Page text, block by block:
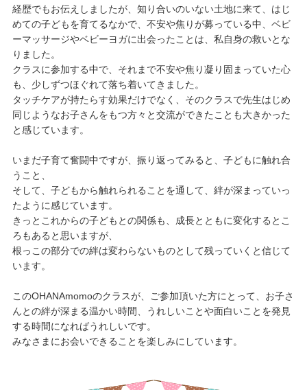
経歴でもお伝えしましたが、知り合いのいない土地に来て、はじ
めての子どもを育てるなかで、不安や焦りが募っている中、ベビ
ーマッサージやベビーヨガに出会ったことは、私自身の救いとな
りました。
クラスに参加する中で、それまで不安や焦り凝り固まっていた心
も、少しずつほぐれて落ち着いてきました。
タッチケアが持たらす効果だけでなく、そのクラスで先生はじめ
同じようなお子さんをもつ方々と交流ができたことも大きかった
と感じています。
いまだ子育て奮闘中ですが、振り返ってみると、子どもに触れ合
うこと、
そして、子どもから触れられることを通して、絆が深まっていっ
たように感じています。
きっとこれからの子どもとの関係も、成長とともに変化するとこ
ろもあると思いますが、
根っこの部分での絆は変わらないものとして残っていくと信じて
います。
このOHANAmomoのクラスが、ご参加頂いた方にとって、お子さ
んとの絆が深まる温かい時間、うれしいことや面白いことを発見
する時間になればうれしいです。
みなさまにお会いできることを楽しみにしています。